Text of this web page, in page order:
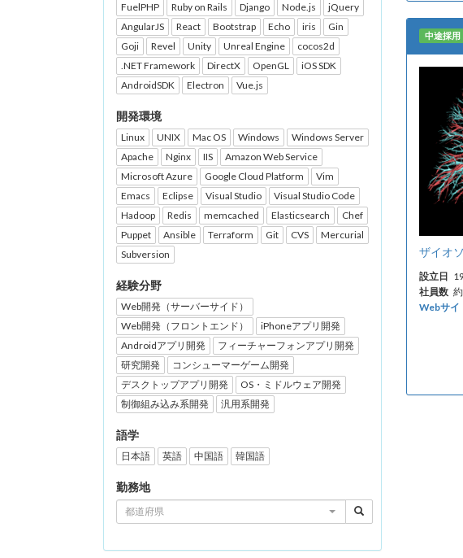
FuelPHP
Ruby on Rails Django Node.js
jQuery
AngularJS
React Bootstrap Echo iris
Gin
Goji
Revel Unity Unreal Engine
cocos2d
.NET Framework
DirectX OpenGL
iOS SDK
AndroidSDK
Electron Vue.js
開発環境
Linux UNIX Mac OS Windows
Windows Server
Apache
Nginx IIS
Amazon Web Service
Microsoft Azure
Google Cloud Platform
Vim
Emacs
Eclipse Visual Studio
Visual Studio Code
Hadoop
Redis memcached Elasticsearch
Chef
Puppet
Ansible Terraform Git CVS
Mercurial
Subversion
経験分野
Web開発（サーバーサイド）
Web開発（フロントエンド）
iPhoneアプリ開発
Androidアプリ開発
フィーチャーフォンアプリ開発
研究開発
コンシューマーゲーム開発
デスクトップアプリ開発
OS・ミドルウェア開発
制御組み込み系開発
汎用系開発
語学
日本語 英語 中国語 韓国語
勤務地
都道府県
中途採用
ザイオ
設立日
社員数
Webサイ